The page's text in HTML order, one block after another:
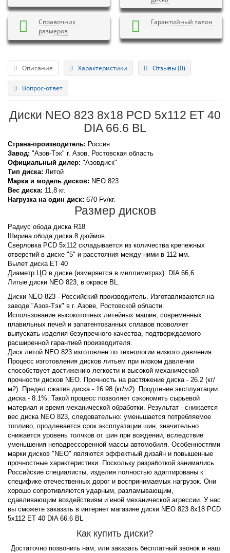
Справочник
размеров
Гарантийный талон
Описание Характеристики Отзывы (0)
Вопрос-ответ
Диски NEO 823 8x18 PCD 5x112 ET 40
DIA 66.6 BL
Страна-производитель: Россия
Завод: "Азов-Тэк" г. Азов, Ростовская область
Официальный дилер: "Азовдиск"
Тип диска: Литой
Марка и модель дисков: NEO 823
Вес диска: 11,8 кг.
Нагрузка на один диск: 670 Fv/кг.
Размер дисков
Радиус обода диска R18
Ширина обода диска 8 дюймов
Сверловка PCD 5x112 складывается из количества крепежных
отверстий в диске "5" и расстояния между ними в 112 мм.
Вылет диска ET 40
Диаметр ЦО в диске (измеряется в миллиметрах): DIA 66,6
Литые диски NEO 823, в окрасе BL.
Диски NEO 823 - Российский производитель. Изготавливаются на
заводе "Азов-Тэк" в г. Азове, Ростовской области.
Использование высокоточных литейных машин, современных
плавильных печей и запатентованных сплавов позволяет
выпускать изделия безупречного качества, подтверждаемого
расширенной гарантией производителя.
Диск литой NEO 823 изготовлен по технологии низкого давления.
Процесс изготовления дисков литьем при низком давлении
способствует достижению легкости и высокой механической
прочности дисков NEO. Прочность на растяжение диска - 26.2 (кг/
м2). Предел сжатия диска - 16.98 (кг/м2). Продление эксплуатации
диска - 8.1%. Такой процесс позволяет сэкономить сырьевой
материал и время механической обработки. Результат - снижается
вес диска NEO 823, следовательно: уменьшается потребляемое
топливо, продлевается срок эксплуатации шин, значительно
снижается уровень толчков от шин при вождении, вследствие
уменьшения неподрессоренной массы автомобиля. Особенностями
марки дисков "NEO" являются эффектный дизайн и повышенные
прочностные характеристики. Поскольку разработкой занимались
Российские специалисты, изделия полностью адаптированы к
специфике отечественных дорог и воспринимаемых нагрузок. Они
хорошо сопротивляются ударным, разламывающим,
сдавливающим воздействиям и иной механической агрессии. У нас
вы сможете заказать в интернет магазине диски NEO 823 8x18 PCD
5x112 ET 40 DIA 66.6 BL
Как купить диски?
Достаточно позвонить нам, или заказать бесплатный звонок и наш